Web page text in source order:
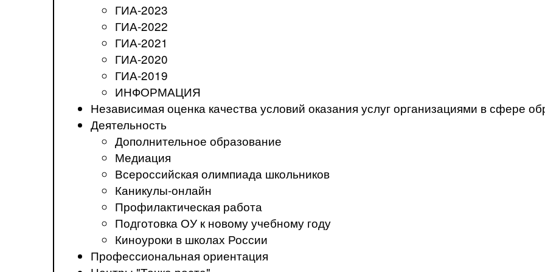
ГИА-2023
ГИА-2022
ГИА-2021
ГИА-2020
ГИА-2019
ИНФОРМАЦИЯ
Независимая оценка качества условий оказания услуг организациями в сфере
Деятельность
Дополнительное образование
Медиация
Всероссийская олимпиада школьников
Каникулы-онлайн
Профилактическая работа
Подготовка ОУ к новому учебному году
Киноуроки в школах России
Профессиональная ориентация